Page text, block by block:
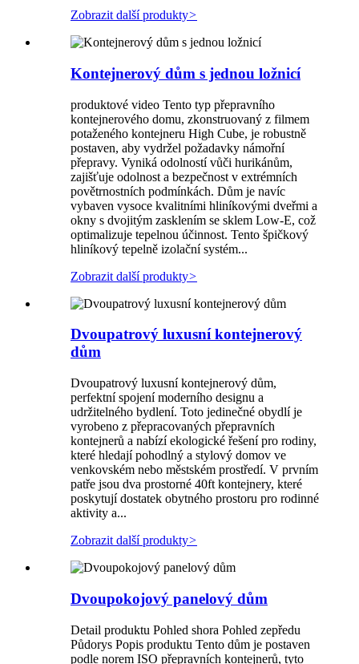
Zobrazit další produkty>
Kontejnerový dům s jednou ložnicí
produktové video Tento typ přepravního
kontejnerového domu, zkonstruovaný z filmem
potaženého kontejneru High Cube, je robustně
postaven, aby vydržel požadavky námořní
přepravy. Vyniká odolností vůči hurikánům,
zajišťuje odolnost a bezpečnost v extrémních
povětrnostních podmínkách. Dům je navíc
vybaven vysoce kvalitními hliníkovými dveřmi a
okny s dvojitým zasklením se sklem Low-E, což
optimalizuje tepelnou účinnost. Tento špičkový
hliníkový tepelně izolační systém...
Zobrazit další produkty>
Dvoupatrový luxusní kontejnerový
dům
Dvoupatrový luxusní kontejnerový dům,
perfektní spojení moderního designu a
udržitelného bydlení. Toto jedinečné obydlí je
vyrobeno z přepracovaných přepravních
kontejnerů a nabízí ekologické řešení pro rodiny,
které hledají pohodlný a stylový domov ve
venkovském nebo městském prostředí. V prvním
patře jsou dva prostorné 40ft kontejnery, které
poskytují dostatek obytného prostoru pro rodinné
aktivity a...
Zobrazit další produkty>
Dvoupokojový panelový dům
Detail produktu Pohled shora Pohled zepředu
Půdorys Popis produktu Tento dům je postaven
podle norem ISO přepravních kontejnerů, tyto